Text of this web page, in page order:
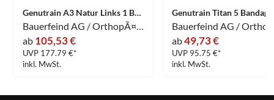
Genutrain A3 Natur Links 1 Bandage 1 Stück
ab 105,53 €
UVP 177.79 €*
inkl. MwSt.
ab49,73 €
UVP 95.75 €*
inkl. MwSt.